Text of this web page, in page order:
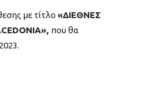
με τίτλο «ΔΙΕΘΝΕΣ
», που θα